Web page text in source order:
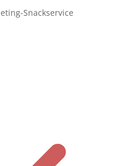
Snackservice